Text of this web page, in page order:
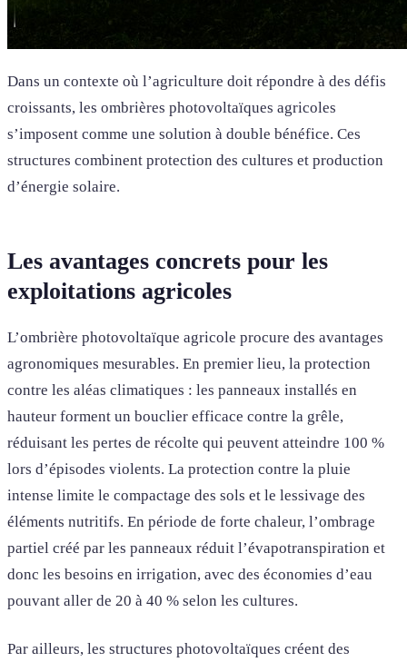
Dans un contexte où l’agriculture doit répondre à des défis
croissants, les ombrières photovoltaïques agricoles
s’imposent comme une solution à double bénéfice. Ces
structures combinent protection des cultures et production
d’énergie solaire.
Les avantages concrets pour les
exploitations agricoles
L’ombrière photovoltaïque agricole procure des avantages
agronomiques mesurables. En premier lieu, la protection
contre les aléas climatiques : les panneaux installés en
hauteur forment un bouclier efficace contre la grêle,
réduisant les pertes de récolte qui peuvent atteindre 100 %
lors d’épisodes violents. La protection contre la pluie
intense limite le compactage des sols et le lessivage des
éléments nutritifs. En période de forte chaleur, l’ombrage
partiel créé par les panneaux réduit l’évapotranspiration et
donc les besoins en irrigation, avec des économies d’eau
pouvant aller de 20 à 40 % selon les cultures.
Par ailleurs, les structures photovoltaïques créent des